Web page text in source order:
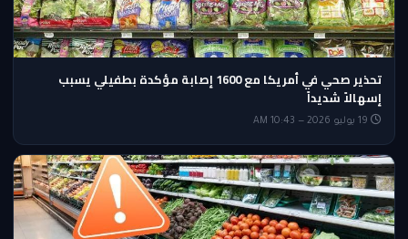
تحذير صحي في أمريكا مع 1600 إصابة مؤكدة بطفيلي يسبب
إسهالاً شديداً